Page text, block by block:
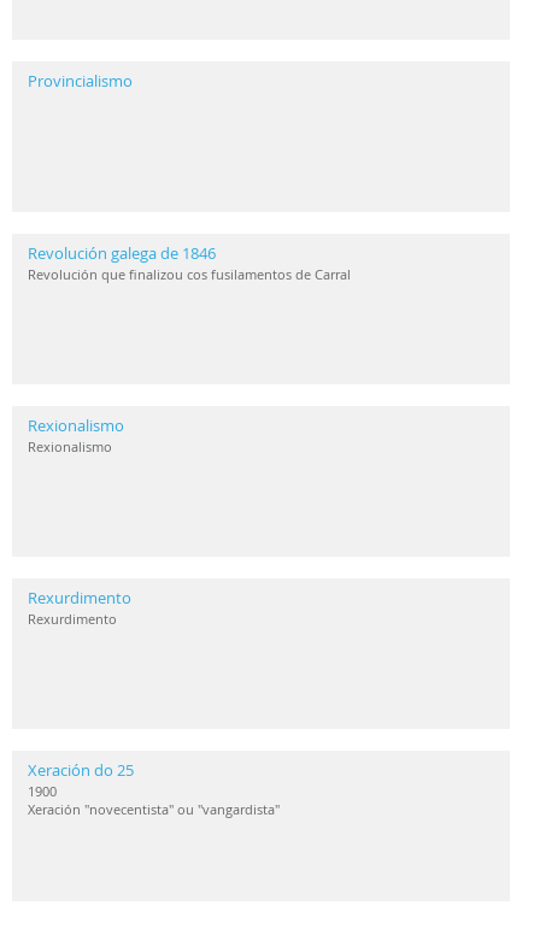
Provincialismo
Revolución galega de 1846
Revolución que finalizou cos fusilamentos de Carral
Rexionalismo
Rexionalismo
Rexurdimento
Rexurdimento
Xeración do 25
1900
Xeración "novecentista" ou "vangardista"